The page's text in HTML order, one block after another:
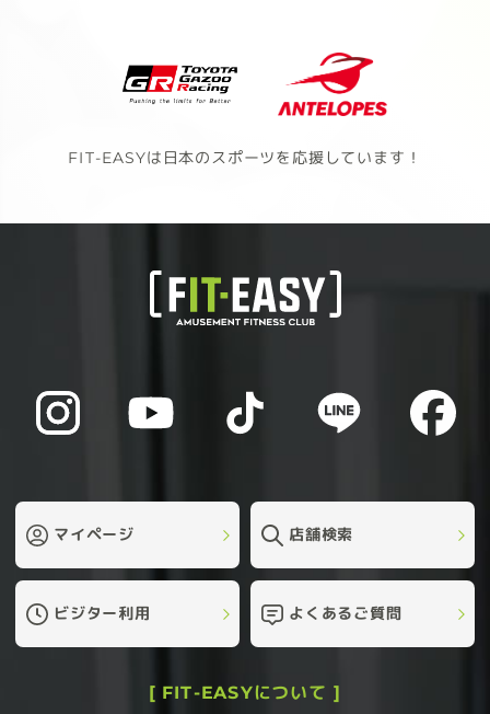
FIT-EASYは日本のスポーツを応援しています！
マイページ 店舗検索
ビジター利用 よくあるご質問
[ FIT-EASYについて ]